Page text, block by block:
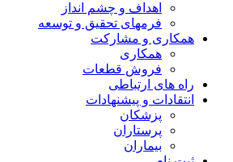
اهداف و چشم انداز
فرمهای تحقیق و توسعه
همکاری و مشارکت
همکاری
فروش قطعات
راه های ارتباطی
انتقادات و پيشنهادات
پزشكان
پرستاران
بيماران